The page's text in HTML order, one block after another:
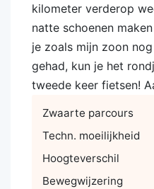
kilometer verderop
natte schoenen
je zoals mijn zoon
gehad, kun je het
tweede keer fietsen!
Zwaarte parcours
Techn. moeilijkheid
Hoogteverschil
Bewegwijzering